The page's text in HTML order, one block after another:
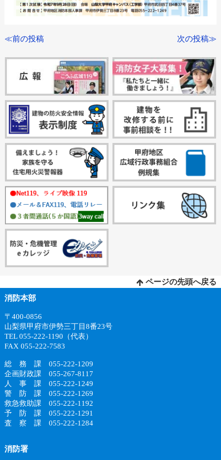
≪前の投稿 次の投稿≫
ページの先頭へ戻る
消防本部
〒400-0856
山梨県甲府市伊勢三丁目8番23号
TEL 055-222-1190（代表）
FAX 055-222-7583
総 務 課 055-222-1209
企画財政課 055-267-8117
人 事 課 055-222-1249
警 防 課 055-222-1269
救急救助課 055-222-1192
予 防 課 055-222-1291
査 察 課 055-222-1284
消防署